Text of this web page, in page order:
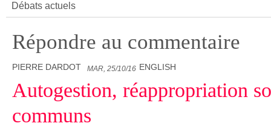
Débats actuels
Répondre au commentaire
PIERRE DARDOT MAR, 25/10/16 ENGLISH
Autogestion, réappropriation
communs